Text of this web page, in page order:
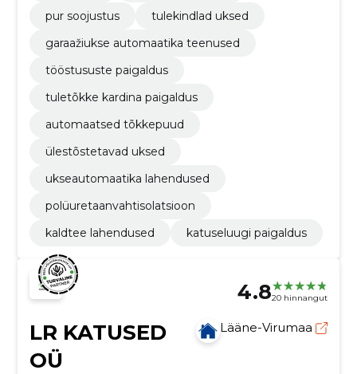
pur soojustus
tulekindlad uksed
garaažiukse automaatika teenused
tööstususte paigaldus
tuletõkke kardina paigaldus
automaatsed tõkkepuud
ülestõstetavad uksed
ukseautomaatika lahendused
polüuretaanvahtisolatsioon
kaldtee lahendused
katuseluugi paigaldus
4.820 hinnangut
LR KATUSED
OÜ
Lääne-Virumaa